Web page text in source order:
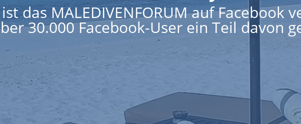
das MALEDIVENFORUM auf Facebook
30.000 Facebook-User ein Teil davon